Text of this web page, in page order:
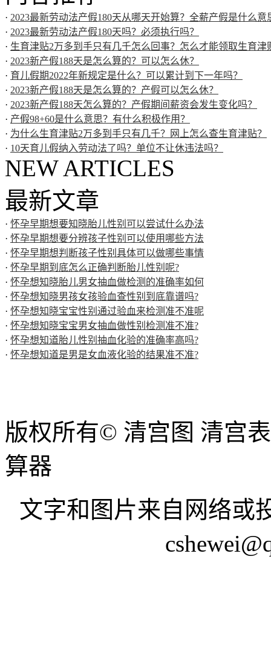
· 2023最新劳动法产假180天从哪天开始算？全薪产假是什么意
· 2023最新劳动法产假180天吗？必须执行吗？
· 生育津贴2万多到手只有几千怎么回事？怎么才能领取生育津
· 2023新产假188天是怎么算的？可以怎么休？
· 育儿假期2022年新规定是什么？可以累计到下一年吗？
· 2023新产假188天是怎么算的？产假可以怎么休？
· 2023新产假188天怎么算的？产假期间薪资会发生变化吗？
· 产假98+60是什么意思？有什么积极作用？
· 为什么生育津贴2万多到手只有几千？网上怎么查生育津贴？
· 10天育儿假纳入劳动法了吗？单位不让休违法吗？
NEW ARTICLES
最新文章
· 怀孕早期想要知晓胎儿性别可以尝试什么办法
· 怀孕早期想要分辨孩子性别可以使用哪些方法
· 怀孕早期想判断孩子性别具体可以做哪些事情
· 怀孕早期到底怎么正确判断胎儿性别呢?
· 怀孕想知晓胎儿男女抽血做检测的准确率如何
· 怀孕想知晓男孩女孩验血查性别到底靠谱吗?
· 怀孕想知晓宝宝性别通过验血来检测准不准呢
· 怀孕想知晓宝宝男女抽血做性别检测准不准?
· 怀孕想知道胎儿性别抽血化验的准确率高吗?
· 怀孕想知道是男是女血液化验的结果准不准?
版权所有© 清宫图 清宫
算器
文字和图片来自网络或